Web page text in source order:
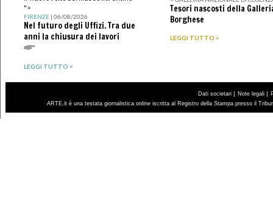
">
FIRENZE| 06/08/2026
Nel futuro degli Uffizi. Tra due
anni la chiusura dei lavori
LEGGI TUTTO >
Tesori nascosti della
Borghese
LEGGI TUTTO >
Dati societari | Note legali |
ARTE.it è una testata giornalistica online iscritta al Registro della Stampa presso il